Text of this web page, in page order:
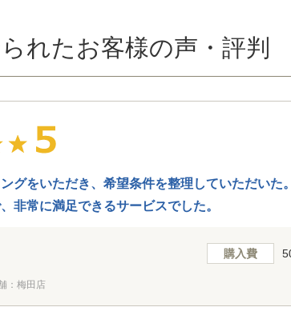
れたお客様の声・評判
グをいただき、希望条件を整理していただい
非常に満足できるサービスでした。
購入費
：梅田店